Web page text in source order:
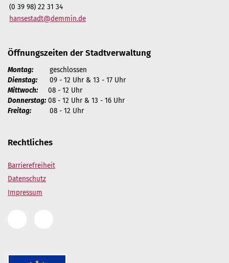
(0 39 98) 22 31 34
hansestadt@demmin.de
Öffnungszeiten der Stadtverwaltung
Montag: geschlossen
Dienstag: 09 - 12 Uhr & 13 - 17 Uhr
Mittwoch: 08 - 12 Uhr
Donnerstag: 08 - 12 Uhr & 13 - 16 Uhr
Freitag: 08 - 12 Uhr
Rechtliches
Barrierefreiheit
Datenschutz
Impressum